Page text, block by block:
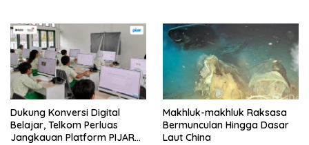
Dukung Konversi Digital
Belajar, Telkom Perluas
Jangkauan Platform PIJAR
Makhluk-makhluk Raksasa
Bermunculan Hingga Dasar
Laut China